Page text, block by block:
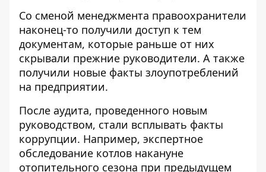
Со сменой менеджмента правоохранители
наконец-то получили доступ к тем
документам, которые раньше от них
скрывали прежние руководители. А также
получили новые факты злоупотреблений
на предприятии.
После аудита, проведенного новым
руководством, стали всплывать факты
коррупции. Например, экспертное
обследование котлов накануне
отопительного сезона при предыдущем